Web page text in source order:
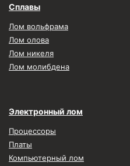
Сплавы
Лом вольфрама
Лом олова
Лом никеля
Лом молибдена
Электронный лом
Процессоры
Платы
Компьютерный лом